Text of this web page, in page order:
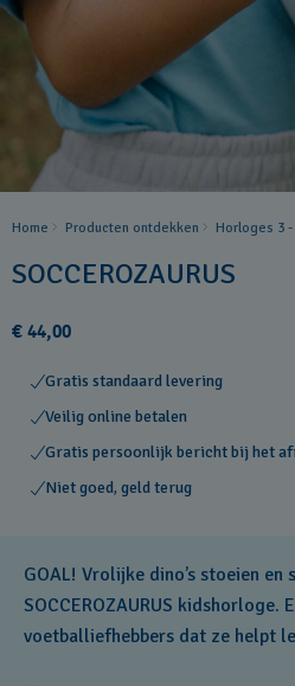
Home Producten ontdekken Horloges 3 -
SOCCEROZAURUS
€ 44,00
Gratis standaard levering
Veilig online betalen
Gratis persoonlijk bericht bij het
Niet goed, geld terug
GOAL! Vrolijke dino’s stoeien en
SOCCEROZAURUS kidshorloge.
voetballiefhebbers dat ze helpt